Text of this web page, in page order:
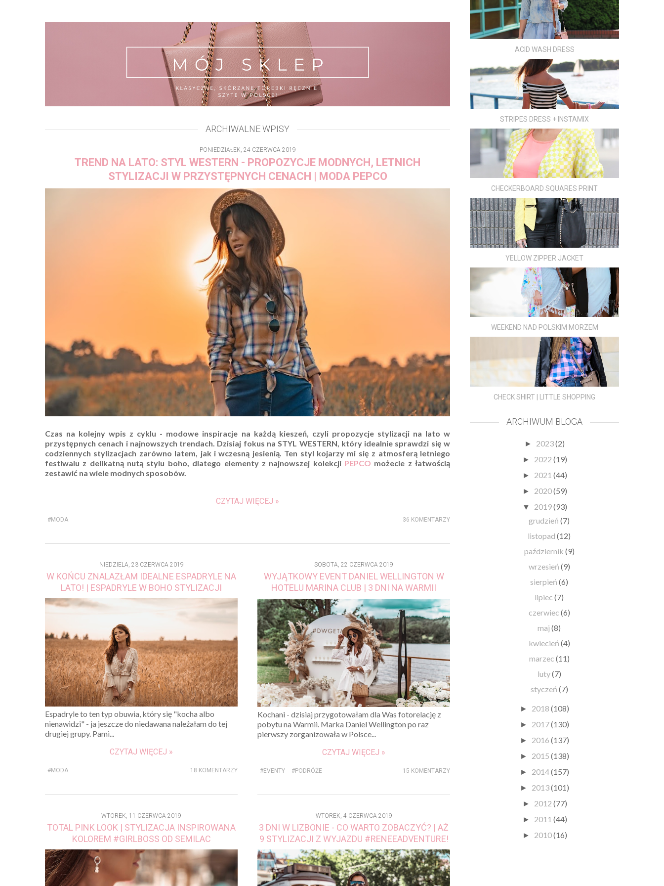
ARCHIWALNE WPISY
PONIEDZIAŁEK, 24 CZERWCA 2019
TREND NA LATO: STYL WESTERN - PROPOZYCJE MODNYCH, LETNICH
STYLIZACJI W PRZYSTĘPNYCH CENACH | MODA PEPCO
Czas na kolejny wpis z cyklu - modowe inspiracje na każdą kieszeń, czyli propozycje stylizacji na lato w
przystępnych cenach i najnowszych trendach. Dzisiaj fokus na STYL WESTERN, który idealnie sprawdzi się w
codziennych stylizacjach zarówno latem, jak i wczesną jesienią. Ten styl kojarzy mi się z atmosferą letniego
festiwalu z delikatną nutą stylu boho, dlatego elementy z najnowszej kolekcji PEPCO możecie z łatwością
zestawić na wiele modnych sposobów.
CZYTAJ WIĘCEJ »
#MODA 36 KOMENTARZY
NIEDZIELA, 23 CZERWCA 2019
W KOŃCU ZNALAZŁAM IDEALNE ESPADRYLE NA
LATO! | ESPADRYLE W BOHO STYLIZACJI
Espadryle to ten typ obuwia, który się "kocha albo
nienawidzi" - ja jeszcze do niedawana należałam do tej
drugiej grupy. Pami...
CZYTAJ WIĘCEJ »
#MODA 18 KOMENTARZY
SOBOTA, 22 CZERWCA 2019
WYJĄTKOWY EVENT DANIEL WELLINGTON W
HOTELU MARINA CLUB | 3 DNI NA WARMII
#DWGETAWAY
Kochani - dzisiaj przygotowałam dla Was fotorelację z
pobytu na Warmii. Marka Daniel Wellington po raz
pierwszy zorganizowała w Polsce...
CZYTAJ WIĘCEJ »
#EVENTY #PODRÓŻE 15 KOMENTARZY
WTOREK, 11 CZERWCA 2019
TOTAL PINK LOOK | STYLIZACJA INSPIROWANA
KOLOREM #GIRLBOSS OD SEMILAC
WTOREK, 4 CZERWCA 2019
3 DNI W LIZBONIE - CO WARTO ZOBACZYĆ? | AŻ
9 STYLIZACJI Z WYJAZDU #RENEEADVENTURE!
ACID WASH DRESS
STRIPES DRESS + INSTAMIX
CHECKERBOARD SQUARES PRINT
YELLOW ZIPPER JACKET
WEEKEND NAD POLSKIM MORZEM
CHECK SHIRT | LITTLE SHOPPING
ARCHIWUM BLOGA
► 2023(2)
► 2022 (19)
► 2021 (44)
► 2020(59)
▼ 2019(93)
grudzień(7)
listopad(12)
październik (9)
wrzesień (9)
sierpień(6)
lipiec(7)
czerwiec (6)
maj(8)
kwiecień (4)
marzec (11)
luty(7)
styczeń (7)
► 2018 (108)
► 2017(130)
► 2016 (137)
► 2015 (138)
► 2014(157)
► 2013(101)
► 2012 (77)
► 2011 (44)
► 2010(16)